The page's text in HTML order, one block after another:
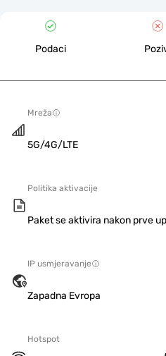
Podaci
Mreža
5G/4G/LTE
Politika aktivacije
Paket se aktivira nakon prve
IP usmjeravanje
Zapadna Evropa
Hotspot